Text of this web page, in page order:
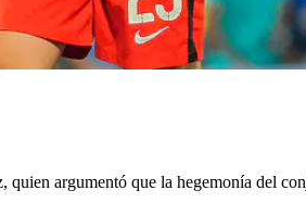
argumentó que la hegemonía del